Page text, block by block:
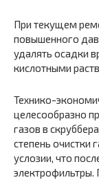
При текущем
повышенного
удалять осадки
кислотными
Технико-
целесообразно
газов в
степень очистки
услозии, что
электрофильтры.